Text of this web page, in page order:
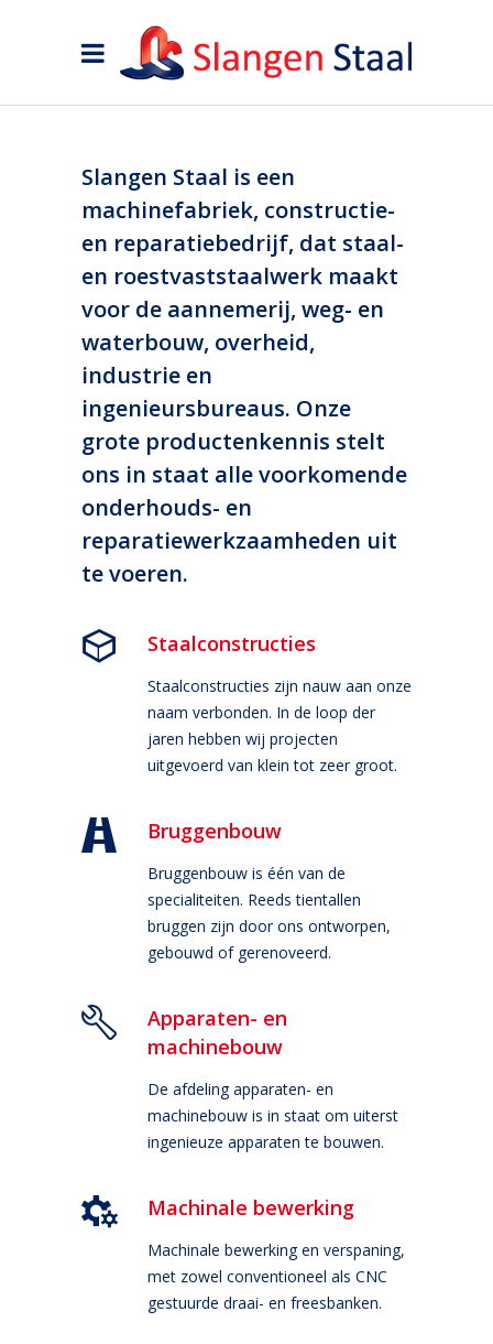
Slangen Staal is een
machinefabriek, constructie-
en reparatiebedrijf, dat staal-
en roestvaststaalwerk maakt
voor de aannemerij, weg- en
waterbouw, overheid,
industrie en
ingenieursbureaus. Onze
grote productenkennis stelt
ons in staat alle voorkomende
onderhouds- en
reparatiewerkzaamheden uit
te voeren.
Staalconstructies
Staalconstructies zijn nauw aan onze
naam verbonden. In de loop der
jaren hebben wij projecten
uitgevoerd van klein tot zeer groot.
Bruggenbouw
Bruggenbouw is één van de
specialiteiten. Reeds tientallen
bruggen zijn door ons ontworpen,
gebouwd of gerenoveerd.
Apparaten- en
machinebouw
De afdeling apparaten- en
machinebouw is in staat om uiterst
ingenieuze apparaten te bouwen.
Machinale bewerking
Machinale bewerking en verspaning,
met zowel conventioneel als CNC
gestuurde draai- en freesbanken.